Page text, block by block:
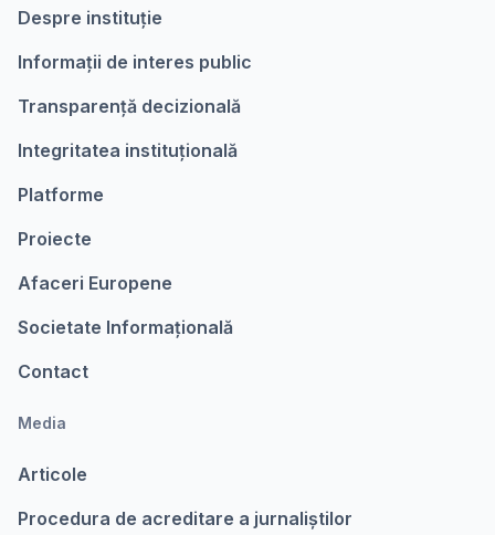
Despre instituție
Informații de interes public
Transparență decizională
Integritatea instituțională
Platforme
Proiecte
Afaceri Europene
Societate Informațională
Contact
Media
Articole
Procedura de acreditare a jurnaliștilor